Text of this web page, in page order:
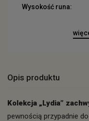
Wysokość runa:
Opis produktu
Kolekcja „Lydia”
pewnością przypadnie